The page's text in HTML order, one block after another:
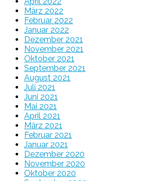
März 2022
Februar 2022
Januar 2022
Dezember 2021
November 2021
Oktober 2021
September 2021
August 2021
Juli 2021
Juni 2021
Mai 2021
April 2021
März 2021
Februar 2021
Januar 2021
Dezember 2020
November 2020
Oktober 2020